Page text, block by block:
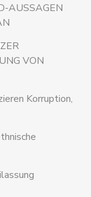
AUSSAGEN
VON
Korruption,